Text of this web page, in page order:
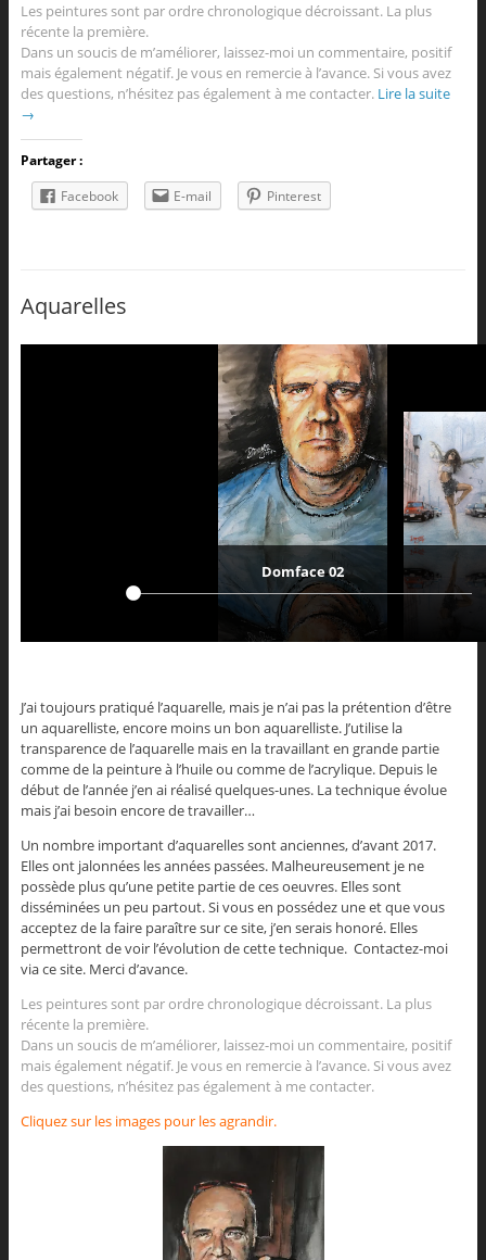
Les peintures sont par ordre chronologique décroissant. La plus
récente la première.
Dans un soucis de m’améliorer, laissez-moi un commentaire, positif
mais également négatif. Je vous en remercie à l’avance. Si vous avez
des questions, n’hésitez pas également à me contacter. Lire la suite
→
Partager :
Facebook
E-mail Pinterest
Aquarelles
Domface 02
J’ai toujours pratiqué l’aquarelle, mais je n’ai pas la prétention d’être
un aquarelliste, encore moins un bon aquarelliste. J’utilise la
transparence de l’aquarelle mais en la travaillant en grande partie
comme de la peinture à l’huile ou comme de l’acrylique. Depuis le
début de l’année j’en ai réalisé quelques-unes. La technique évolue
mais j’ai besoin encore de travailler…
Un nombre important d’aquarelles sont anciennes, d’avant 2017.
Elles ont jalonnées les années passées. Malheureusement je ne
possède plus qu’une petite partie de ces oeuvres. Elles sont
disséminées un peu partout. Si vous en possédez une et que vous
acceptez de la faire paraître sur ce site, j’en serais honoré. Elles
permettront de voir l’évolution de cette technique. Contactez-moi
via ce site. Merci d’avance.
Les peintures sont par ordre chronologique décroissant. La plus
récente la première.
Dans un soucis de m’améliorer, laissez-moi un commentaire, positif
mais également négatif. Je vous en remercie à l’avance. Si vous avez
des questions, n’hésitez pas également à me contacter.
Cliquez sur les images pour les agrandir.